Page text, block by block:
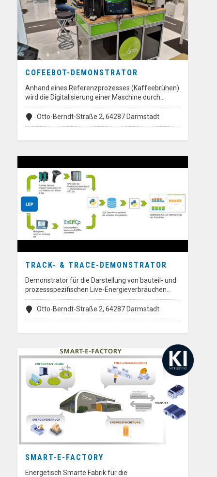
COFEEBOT-DEMONSTRATOR
Anhand eines Referenzprozesses (Kaffeebrühen)
wird die Digitalisierung einer Maschine durch…
Otto-Berndt-Straße 2, 64287 Darmstadt
TRACK- & TRACE-DEMONSTRATOR
Demonstrator für die Darstellung von bauteil- und
prozessspezifischen Live-Energieverbräuchen…
Otto-Berndt-Straße 2, 64287 Darmstadt
SMART-E-FACTORY
Energetisch Smarte Fabrik für die